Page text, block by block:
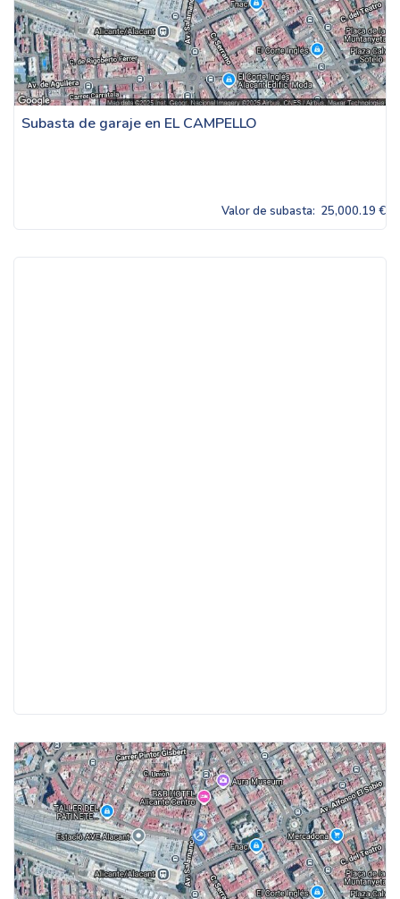
Subasta de garaje en EL CAMPELLO
Valor de subasta: 25,000.19 €